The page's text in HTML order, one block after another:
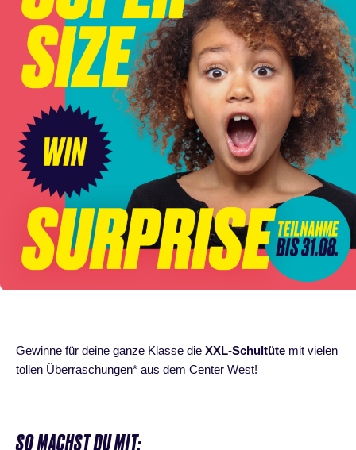
Gewinne für deine ganze Klasse die XXL-Schultüte mit vielen
tollen Überraschungen* aus dem Center West!
SO MACHST DU MIT: